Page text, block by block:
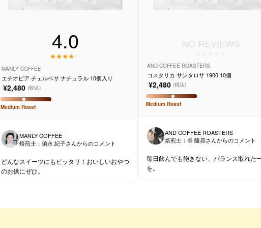
4.0
MANLY COFFEE
エチオピア チェルベサ ナチュラル 10個入り
¥2,480 (税込)
Medium Roast
MANLY COFFEE
焙煎士： 須永 紀子さんからのコメント
どんなスイーツにもピッタリ！おいしいおやつ
のお供にぜひ。
NO REVIEWS
AND COFFEE ROASTERS
コスタリカ サンタロサ 1900 10個
¥2,480 (税込)
Medium Roast
AND COFFEE ROASTERS
焙煎士： 谷 隆昴さんからのコメント
毎日飲んでも飽きない、バランス取れた
を。